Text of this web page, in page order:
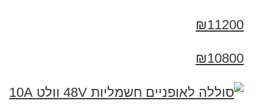
₪11200
₪10800